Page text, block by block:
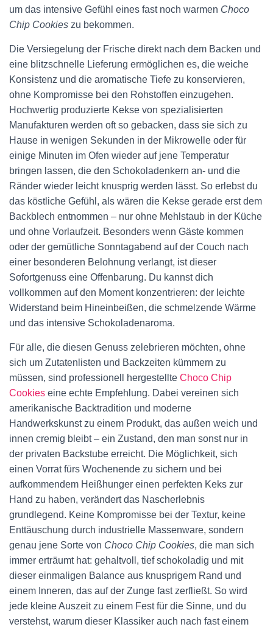
um das intensive Gefühl eines fast noch warmen Choco
Chip Cookies zu bekommen.
Die Versiegelung der Frische direkt nach dem Backen und
eine blitzschnelle Lieferung ermöglichen es, die weiche
Konsistenz und die aromatische Tiefe zu konservieren,
ohne Kompromisse bei den Rohstoffen einzugehen.
Hochwertig produzierte Kekse von spezialisierten
Manufakturen werden oft so gebacken, dass sie sich zu
Hause in wenigen Sekunden in der Mikrowelle oder für
einige Minuten im Ofen wieder auf jene Temperatur
bringen lassen, die den Schokoladenkern an- und die
Ränder wieder leicht knusprig werden lässt. So erlebst du
das köstliche Gefühl, als wären die Kekse gerade erst dem
Backblech entnommen – nur ohne Mehlstaub in der Küche
und ohne Vorlaufzeit. Besonders wenn Gäste kommen
oder der gemütliche Sonntagabend auf der Couch nach
einer besonderen Belohnung verlangt, ist dieser
Sofortgenuss eine Offenbarung. Du kannst dich
vollkommen auf den Moment konzentrieren: der leichte
Widerstand beim Hineinbeißen, die schmelzende Wärme
und das intensive Schokoladenaroma.
Für alle, die diesen Genuss zelebrieren möchten, ohne
sich um Zutatenlisten und Backzeiten kümmern zu
müssen, sind professionell hergestellte Choco Chip
Cookies eine echte Empfehlung. Dabei vereinen sich
amerikanische Backtradition und moderne
Handwerkskunst zu einem Produkt, das außen weich und
innen cremig bleibt – ein Zustand, den man sonst nur in
der privaten Backstube erreicht. Die Möglichkeit, sich
einen Vorrat fürs Wochenende zu sichern und bei
aufkommendem Heißhunger einen perfekten Keks zur
Hand zu haben, verändert das Nascherlebnis
grundlegend. Keine Kompromisse bei der Textur, keine
Enttäuschung durch industrielle Massenware, sondern
genau jene Sorte von Choco Chip Cookies, die man sich
immer erträumt hat: gehaltvoll, tief schokoladig und mit
dieser einmaligen Balance aus knusprigem Rand und
einem Inneren, das auf der Zunge fast zerfließt. So wird
jede kleine Auszeit zu einem Fest für die Sinne, und du
verstehst, warum dieser Klassiker auch nach fast einem